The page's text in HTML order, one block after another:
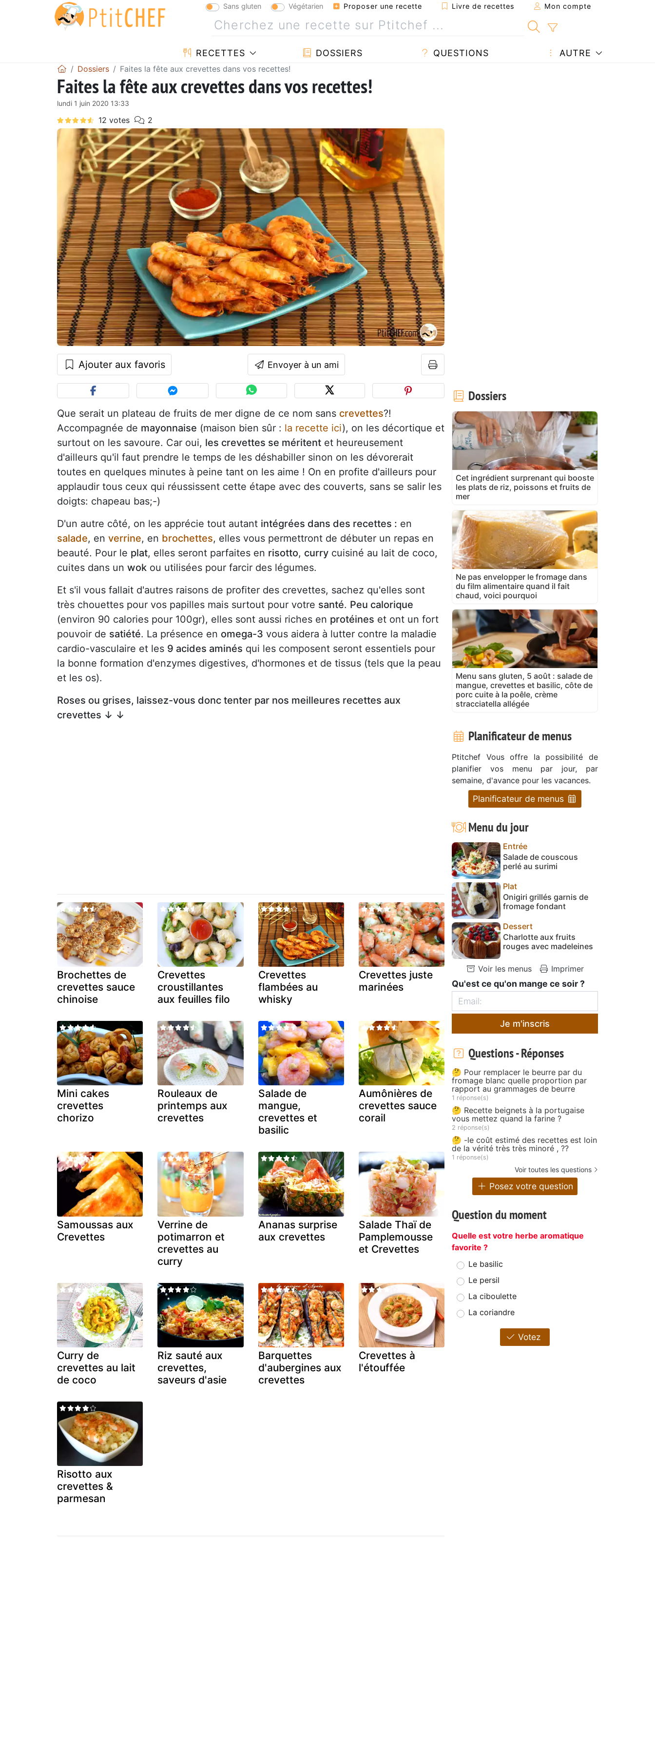
Sans gluten Végétarien Proposer une recette Livre de recettes Mon compte
RECETTES DOSSIERS QUESTIONS AUTRE
Dossiers Faites la fête aux crevettes dans vos recettes!
Faites la fête aux crevettes dans vos recettes!
lundi 1 juin 2020 13:33
Ajouter aux favoris Envoyer à un ami
Que serait un plateau de fruits de mer digne de ce nom sans crevettes?!
Accompagnée de mayonnaise (maison bien sûr : la recette ici), on les décortique et
surtout on les savoure. Car oui, les crevettes se méritent et heureusement
d'ailleurs qu'il faut prendre le temps de les déshabiller sinon on les dévorerait
toutes en quelques minutes à peine tant on les aime ! On en profite d'ailleurs pour
applaudir tous ceux qui réussissent cette étape avec des couverts, sans se salir les
doigts: chapeau bas;-)
D'un autre côté, on les apprécie tout autant intégrées dans des recettes : en
salade, en verrine, en brochettes, elles vous permettront de débuter un repas en
beauté. Pour le plat, elles seront parfaites en risotto, curry cuisiné au lait de coco,
cuites dans un wok ou utilisées pour farcir des légumes.
Et s'il vous fallait d'autres raisons de profiter des crevettes, sachez qu'elles sont
très chouettes pour vos papilles mais surtout pour votre santé. Peu calorique
(environ 90 calories pour 100gr), elles sont aussi riches en protéines et ont un fort
pouvoir de satiété. La présence en omega-3 vous aidera à lutter contre la maladie
cardio-vasculaire et les 9 acides aminés qui les composent seront essentiels pour
la bonne formation d'enzymes digestives, d'hormones et de tissus (tels que la peau
et les os).
Roses ou grises, laissez-vous donc tenter par nos meilleures recettes aux
crevettes ↓ ↓
Brochettes de
crevettes sauce
chinoise
Crevettes
croustillantes
aux feuilles filo
Crevettes
flambées au
whisky
Crevettes juste
marinées
Mini cakes
crevettes
chorizo
Rouleaux de
printemps aux
crevettes
Salade de
mangue,
crevettes et
basilic
Aumônières de
crevettes sauce
corail
Samoussas aux
Crevettes
Verrine de
potimarron et
crevettes au
curry
Ananas surprise
aux crevettes
Salade Thaï de
Pamplemousse
et Crevettes
Curry de
crevettes au lait
de coco
Riz sauté aux
crevettes,
saveurs d'asie
Barquettes
d'aubergines aux
crevettes
Crevettes à
l'étouffée
Risotto aux
crevettes &
parmesan
Dossiers
Cet ingrédient surprenant qui booste
les plats de riz, poissons et fruits de
mer
Ne pas envelopper le fromage dans
du film alimentaire quand il fait
chaud, voici pourquoi
Menu sans gluten, 5 août : salade de
mangue, crevettes et basilic, côte de
porc cuite à la poêle, crème
stracciatella allégée
Planificateur de menus
Ptitchef Vous offre la possibilité de
planifier vos menu par jour, par
semaine, d'avance pour les vacances.
Planificateur de menus
Menu du jour
Entrée
Salade de couscous
perlé au surimi
Plat
Onigiri grillés garnis de
fromage fondant
Dessert
Charlotte aux fruits
rouges avec madeleines
Voir les menus Imprimer
Qu'est ce qu'on mange ce soir ?
Je m'inscris
Questions - Réponses
🤔 Pour remplacer le beurre par du
fromage blanc quelle proportion par
rapport au grammages de beurre
1 réponse(s)
🤔 Recette beignets à la portugaise
vous mettez quand la farine ?
2 réponse(s)
🤔 -le coût estimé des recettes est loin
de la vérité très très minoré , ??
1 réponse(s)
Voir toutes les questions
Posez votre question
Question du moment
Quelle est votre herbe aromatique
favorite ?
Le basilic
Le persil
La ciboulette
La coriandre
Votez